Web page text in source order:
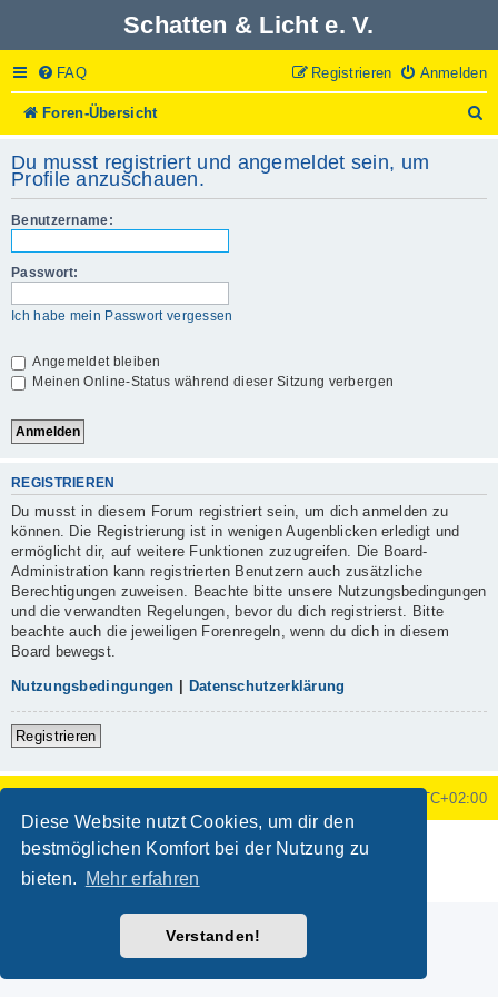
Diese Website nutzt Cookies, um dir den
bestmöglichen Komfort bei der Nutzung zu
bieten.
Mehr erfahren
Verstanden!
Schatten & Licht e. V.
FAQ Anmelden
Registrieren
Foren-Übersicht
u
e
Du musst registriert und angemeldet sein, um
Profile anzuschauen.
Benutzername:
Passwort:
Ich habe mein Passwort vergessen
Angemeldet bleiben
Meinen Online-Status während dieser Sitzung verbergen
REGISTRIEREN
Du musst in diesem Forum registriert sein, um dich anmelden zu
können. Die Registrierung ist in wenigen Augenblicken erledigt und
ermöglicht dir, auf weitere Funktionen zuzugreifen. Die Board-
Administration kann registrierten Benutzern auch zusätzliche
Berechtigungen zuweisen. Beachte bitte unsere Nutzungsbedingungen
und die verwandten Regelungen, bevor du dich registrierst. Bitte
beachte auch die jeweiligen Forenregeln, wenn du dich in diesem
Board bewegst.
Nutzungsbedingungen Datenschutzerklärung
Registrieren
UTC+02:00
Powered by phpBB ® Forum Software © phpBB Limited
phpBB.de
Datenschutz